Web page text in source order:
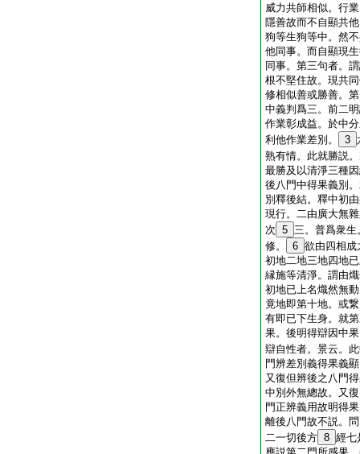
威力共師相似。行
隱善故而不自顯共
狗等生狗等中。然
他同事。而自顯現
同事。第三句者。
根不堅住故。現共
修相似善或勝善。
中義判爲三。前二
作業彰成益。於中
利他作業差別。
3
熟有情。此就勝説
最勝及以清淨三種
後八門中得果義別
別釋後結。釋中初
現行。二由廣大無
次 5 三。普爲衆生
修。
6 欲由四相成
初地二地三地四地
縁施等清淨。謂由
初地已上名熾然無
竟地即第十地。或
有即已下生身。就
果。後明得辯因中
辯自性者。景云。
門辨差別義得果義
又復但辨後之八門
中別外無總故。又
門正辨義用故明得
離後八門故不説。
二一切後方 8 經七